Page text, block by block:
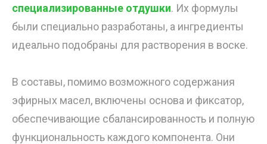
специализированные отдушки. Их формулы
были специально разработаны, а ингредиенты
идеально подобраны для растворения в воске.
В составы, помимо возможного содержания
эфирных масел, включены основа и фиксатор,
обеспечивающие сбалансированность и полную
функциональность каждого компонента. Они